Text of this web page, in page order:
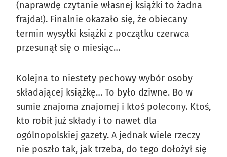
(naprawdę czytanie własnej książki to żadna
frajda!). Finalnie okazało się, że obiecany
termin wysyłki książki z początku czerwca
przesunął się o miesiąc…
Kolejna to niestety pechowy wybór osoby
składającej książkę… To było dziwne. Bo w
sumie znajoma znajomej i ktoś polecony. Ktoś,
kto robił już składy i to nawet dla
ogólnopolskiej gazety. A jednak wiele rzeczy
nie poszło tak, jak trzeba, do tego dołożył się